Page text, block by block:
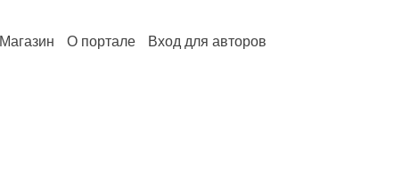
Магазин О портале Вход для авторов